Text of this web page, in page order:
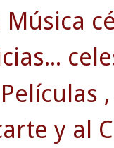
Música
y al